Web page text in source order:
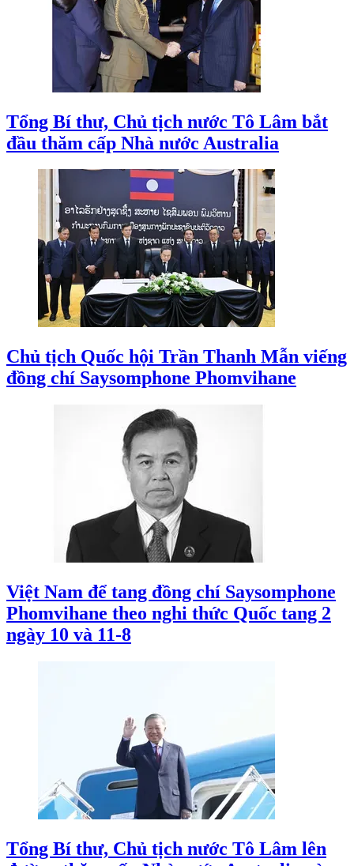
Tổng Bí thư, Chủ tịch nước Tô Lâm bắt
đầu thăm cấp Nhà nước Australia
Chủ tịch Quốc hội Trần Thanh Mẫn viếng
đồng chí Saysomphone Phomvihane
Việt Nam để tang đồng chí Saysomphone
Phomvihane theo nghi thức Quốc tang 2
ngày 10 và 11-8
Tổng Bí thư, Chủ tịch nước Tô Lâm lên